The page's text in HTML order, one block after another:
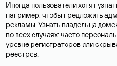
Иногда пользователи хотят
например, чтобы предложить
рекламы. Узнать владельца
во всех случаях: часто
уровне регистраторов или
реестров.